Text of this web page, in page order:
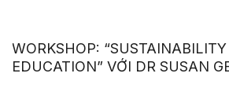
WORKSHOP:
EDUCATION” VỚI DR SUSAN